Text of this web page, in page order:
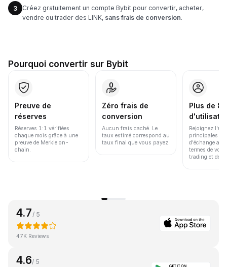
3
Créez gratuitement un compte Bybit pour convertir, acheter,
vendre ou trader des LINK, sans frais de conversion.
Pourquoi convertir sur Bybit
Preuve de
réserves
Réserves 1:1 vérifiées
chaque mois grâce à une
preuve de Merkle on-
chain.
Zéro frais de
conversion
Aucun frais caché. Le
taux estimé correspond au
taux final que vous payez.
Plus de
Rejoignez
principales
d'échange au
termes de
trading et de
4.7 / 5
47K Reviews
4.6/ 5